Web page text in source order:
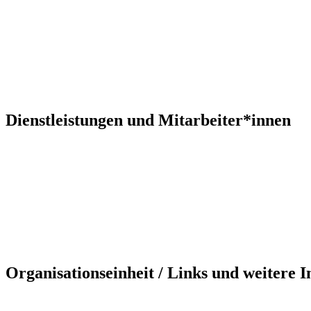
Dienstleistungen und Mitarbeiter*innen
Organisationseinheit / Links und weitere